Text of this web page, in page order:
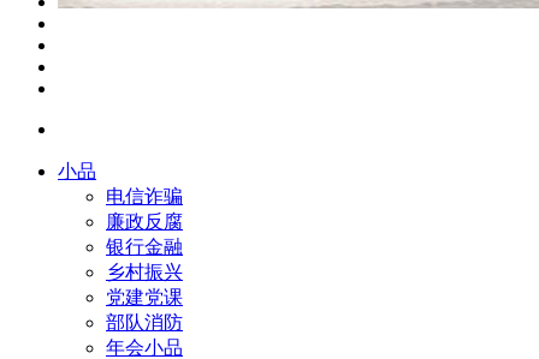
小品
电信诈骗
廉政反腐
银行金融
乡村振兴
党建党课
部队消防
年会小品